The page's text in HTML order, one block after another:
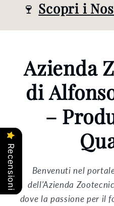
🍷 Scopri i
Azienda
di
–
Benvenuti nel
dell'Azienda
dove la passione per il
Recensioni